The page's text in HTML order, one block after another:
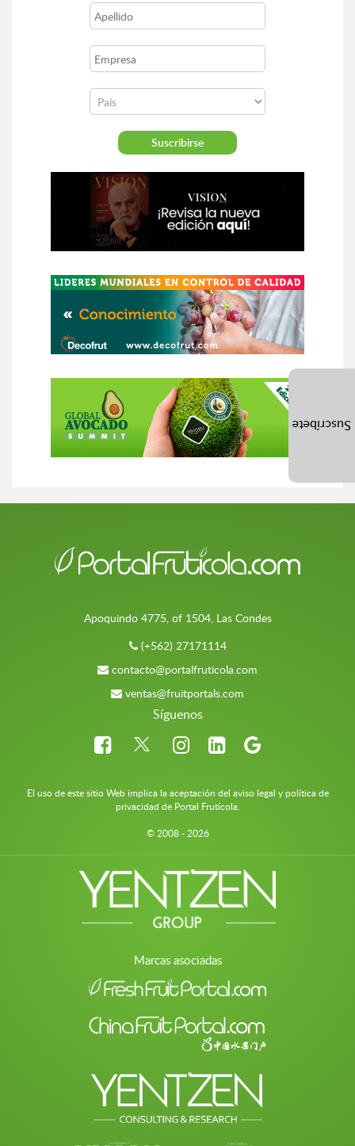
Apoquindo 4775, of 1504, Las Condes
(+562) 27171114
contacto@portalfruticola.com
ventas@fruitportals.com
Síguenos
El uso de este sitio Web implica la aceptación del aviso legal y política de
privacidad de Portal Frutícola.
© 2008 - 2026
Marcas asociadas
Suscríbete